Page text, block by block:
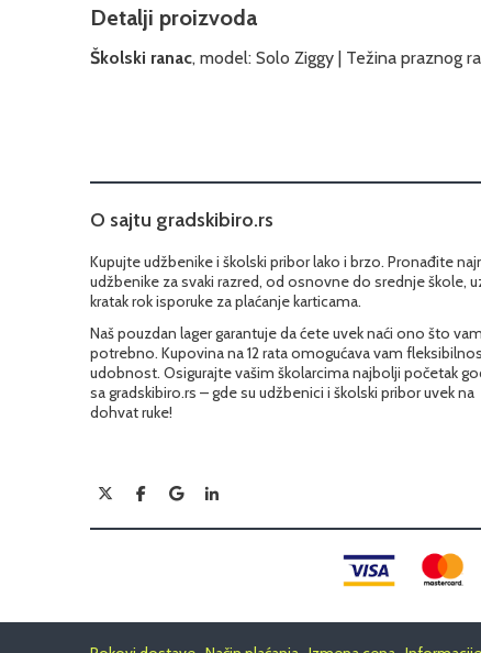
Detalji proizvoda
Školski ranac, model: Solo Ziggy | Težina praznog
O sajtu gradskibiro.rs
Kupujte udžbenike i školski pribor lako i brzo. Pronađite
udžbenike za svaki razred, od osnovne do srednje škole,
kratak rok isporuke za plaćanje karticama.
Naš pouzdan lager garantuje da ćete uvek naći ono što
potrebno. Kupovina na 12 rata omogućava vam
udobnost. Osigurajte vašim školarcima najbolji početak
sa gradskibiro.rs – gde su udžbenici i školski pribor uvek na
dohvat ruke!